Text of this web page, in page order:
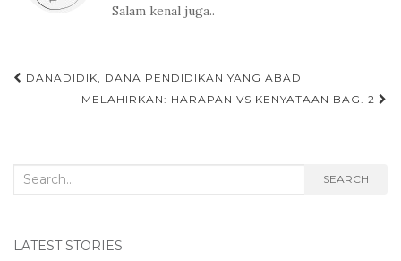
Salam kenal juga..
Post navigation
DANADIDIK, DANA PENDIDIKAN YANG ABADI
MELAHIRKAN: HARAPAN VS KENYATAAN BAG. 2
Search for: SEARCH
LATEST STORIES